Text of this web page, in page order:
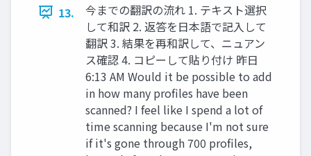
13.
今までの翻訳の流れ 1. テキスト選択
して和訳 2. 返答を日本語で記入して
翻訳 3. 結果を再和訳して、ニュアン
ス確認 4. コピーして貼り付け 昨日
6:13 AM Would it be possible to add
in how many profiles have been
scanned? I feel like I spend a lot of
time scanning because I'm not sure
if it's gone through 700 profiles,